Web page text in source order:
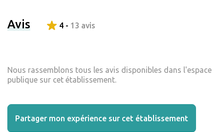
Avis 4 - 13 avis
Nous rassemblons tous les avis disponibles dans l'espace
publique sur cet établissement.
Partager mon expérience sur cet établissement